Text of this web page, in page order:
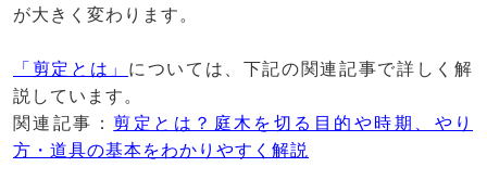
が大きく変わります。
「剪定とは」 については、下記の関連記事で詳しく解
説しています。
関連記事： 剪定とは？庭木を切る目的や時期、やり
方・道具の基本をわかりやすく解説